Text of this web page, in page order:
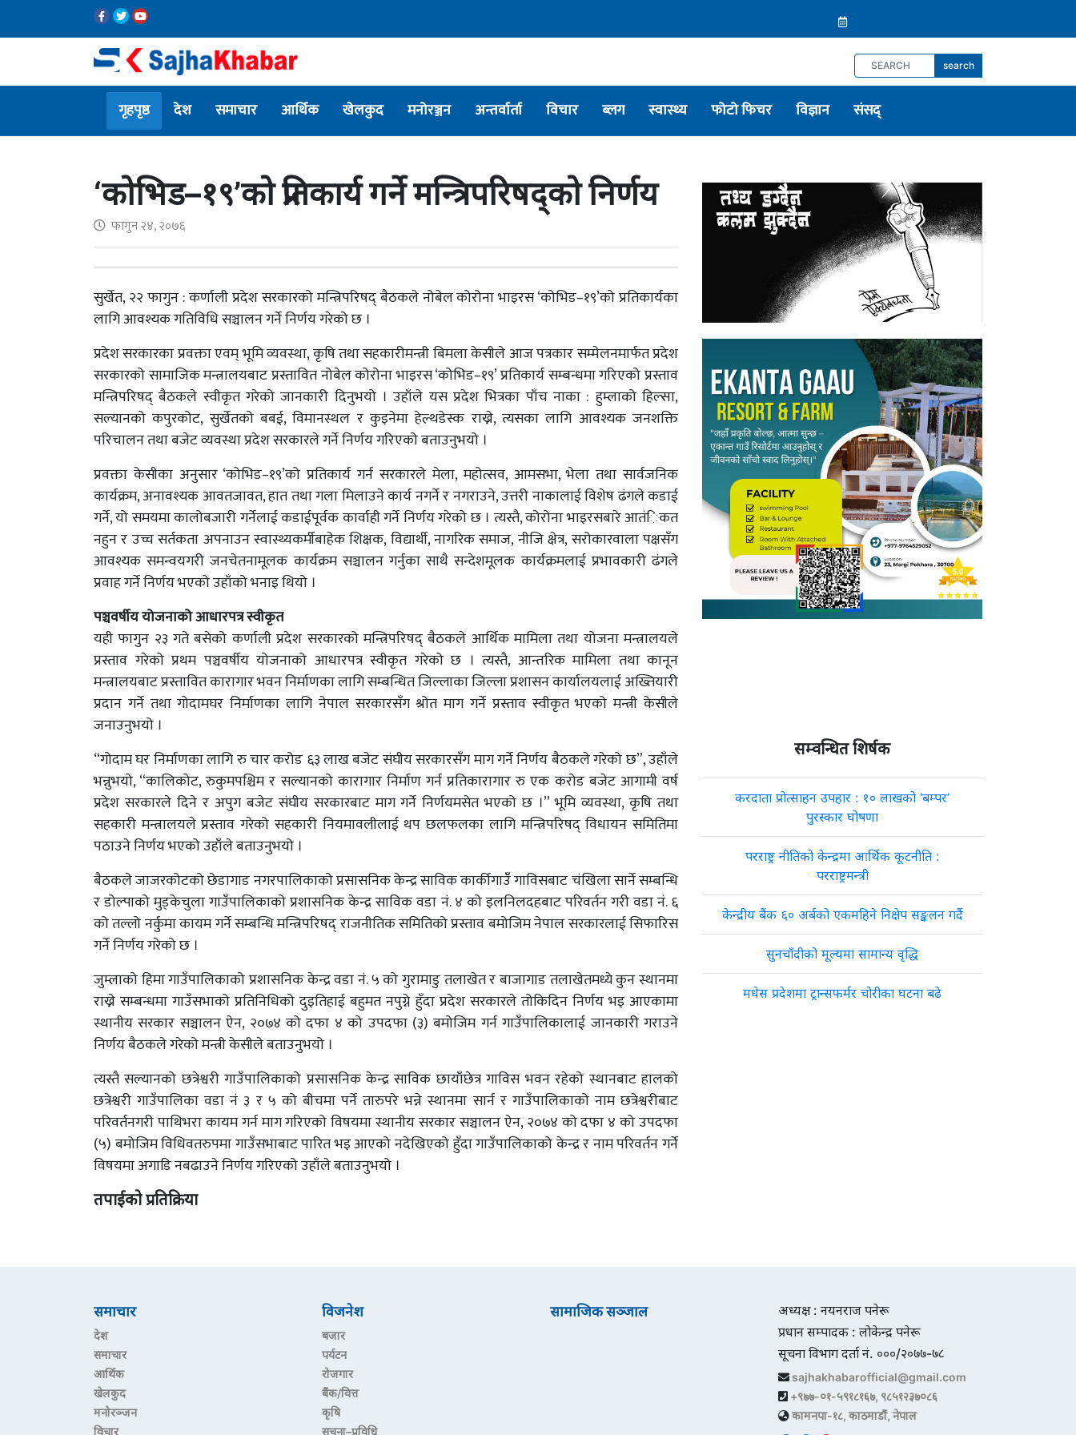
search
गृहपृष्ठ देश समाचार आर्थिक खेलकुद मनोरञ्जन अन्तर्वार्ता विचार ब्लग स्वास्थ्य फोटो फिचर विज्ञान संसद्
‘कोभिड–१९’को प्रतिकार्य गर्ने मन्त्रिपरिषद्को निर्णय
फागुन २४, २०७६
सुर्खेत, २२ फागुन : कर्णाली प्रदेश सरकारको मन्त्रिपरिषद् बैठकले नोबेल कोरोना भाइरस ‘कोभिड–१९’को प्रतिकार्यका
लागि आवश्यक गतिविधि सञ्चालन गर्ने निर्णय गरेको छ ।
प्रदेश सरकारका प्रवक्ता एवम् भूमि व्यवस्था, कृषि तथा सहकारीमन्त्री बिमला केसीले आज पत्रकार सम्मेलनमार्फत प्रदेश
सरकारको सामाजिक मन्त्रालयबाट प्रस्तावित नोबेल कोरोना भाइरस ‘कोभिड–१९’ प्रतिकार्य सम्बन्धमा गरिएको प्रस्ताव
मन्त्रिपरिषद् बैठकले स्वीकृत गरेको जानकारी दिनुभयो । उहाँले यस प्रदेश भित्रका पाँच नाका : हुम्लाको हिल्सा,
सल्यानको कपुरकोट, सुर्खेतको बबई, विमानस्थल र कुइनेमा हेल्थडेस्क राख्ने, त्यसका लागि आवश्यक जनशक्ति
परिचालन तथा बजेट व्यवस्था प्रदेश सरकारले गर्ने निर्णय गरिएको बताउनुभयो ।
प्रवक्ता केसीका अनुसार ‘कोभिड–१९’को प्रतिकार्य गर्न सरकारले मेला, महोत्सव, आमसभा, भेला तथा सार्वजनिक
कार्यक्रम, अनावश्यक आवतजावत, हात तथा गला मिलाउने कार्य नगर्ने र नगराउने, उत्तरी नाकालाई विशेष ढंगले कडाई
गर्ने, यो समयमा कालोबजारी गर्नेलाई कडाईपूर्वक कार्वाही गर्ने निर्णय गरेको छ । त्यस्तै, कोरोना भाइरसबारे आतंिकत
नहुन र उच्च सर्तकता अपनाउन स्वास्थ्यकर्मीबाहेक शिक्षक, विद्यार्थी, नागरिक समाज, नीजि क्षेत्र, सरोकारवाला पक्षसँग
आवश्यक समन्वयगरी जनचेतनामूलक कार्यक्रम सञ्चालन गर्नुका साथै सन्देशमूलक कार्यक्रमलाई प्रभावकारी ढंगले
प्रवाह गर्ने निर्णय भएको उहाँको भनाइ थियो ।
पञ्चवर्षीय योजनाको आधारपत्र स्वीकृत
यही फागुन २३ गते बसेको कर्णाली प्रदेश सरकारको मन्त्रिपरिषद् बैठकले आर्थिक मामिला तथा योजना मन्त्रालयले
प्रस्ताव गरेको प्रथम पञ्चवर्षीय योजनाको आधारपत्र स्वीकृत गरेको छ । त्यस्तै, आन्तरिक मामिला तथा कानून
मन्त्रालयबाट प्रस्तावित कारागार भवन निर्माणका लागि सम्बन्धित जिल्लाका जिल्ला प्रशासन कार्यालयलाई अख्तियारी
प्रदान गर्ने तथा गोदामघर निर्माणका लागि नेपाल सरकारसँग श्रोत माग गर्ने प्रस्ताव स्वीकृत भएको मन्त्री केसीले
जनाउनुभयो ।
“गोदाम घर निर्माणका लागि रु चार करोड ६३ लाख बजेट संघीय सरकारसँग माग गर्ने निर्णय बैठकले गरेको छ”, उहाँले
भन्नुभयो, “कालिकोट, रुकुमपश्चिम र सल्यानको कारागार निर्माण गर्न प्रतिकारागार रु एक करोड बजेट आगामी वर्ष
प्रदेश सरकारले दिने र अपुग बजेट संघीय सरकारबाट माग गर्ने निर्णयमसेत भएको छ ।” भूमि व्यवस्था, कृषि तथा
सहकारी मन्त्रालयले प्रस्ताव गरेको सहकारी नियमावलीलाई थप छलफलका लागि मन्त्रिपरिषद् विधायन समितिमा
पठाउने निर्णय भएको उहाँले बताउनुभयो ।
बैठकले जाजरकोटको छेडागाड नगरपालिकाको प्रसासनिक केन्द्र साविक कार्कीगाउँँ गाविसबाट चंखिला सार्ने सम्बन्धि
र डोल्पाको मुड्केचुला गाउँपालिकाको प्रशासनिक केन्द्र साविक वडा नं. ४ को इलनिलदहबाट परिवर्तन गरी वडा नं. ६
को तल्लो नर्कुमा कायम गर्ने सम्बन्धि मन्त्रिपरिषद् राजनीतिक समितिको प्रस्ताव बमोजिम नेपाल सरकारलाई सिफारिस
गर्ने निर्णय गरेको छ ।
जुम्लाको हिमा गाउँपालिकाको प्रशासनिक केन्द्र वडा नं. ५ को गुरामाडु तलाखेत र बाजागाड तलाखेतमध्ये कुन स्थानमा
राख्ने सम्बन्धमा गाउँसभाको प्रतिनिधिको दुइतिहाई बहुमत नपुग्ने हुँदा प्रदेश सरकारले तोकिदिन निर्णय भइ आएकामा
स्थानीय सरकार सञ्चालन ऐन, २०७४ को दफा ४ को उपदफा (३) बमोजिम गर्न गाउँपालिकालाई जानकारी गराउने
निर्णय बैठकले गरेको मन्त्री केसीले बताउनुभयो ।
त्यस्तै सल्यानको छत्रेश्वरी गाउँपालिकाको प्रसासनिक केन्द्र साविक छायाँछेत्र गाविस भवन रहेको स्थानबाट हालको
छत्रेश्वरी गाउँपालिका वडा नं ३ र ५ को बीचमा पर्ने तारुपरे भन्ने स्थानमा सार्न र गाउँपालिकाको नाम छत्रेश्वरीबाट
परिवर्तनगरी पाथिभरा कायम गर्न माग गरिएको विषयमा स्थानीय सरकार सञ्चालन ऐन, २०७४ को दफा ४ को उपदफा
(५) बमोजिम विधिवतरुपमा गाउँसभाबाट पारित भइ आएको नदेखिएको हुँदा गाउँपालिकाको केन्द्र र नाम परिवर्तन गर्ने
विषयमा अगाडि नबढाउने निर्णय गरिएको उहाँले बताउनुभयो ।
तपाईको प्रतिक्रिया
सम्वन्धित शिर्षक
करदाता प्रोत्साहन उपहार : १० लाखको ‘बम्पर’
पुरस्कार घोषणा
परराष्ट्र नीतिको केन्द्रमा आर्थिक कूटनीति :
परराष्ट्रमन्त्री
केन्द्रीय बैंक ६० अर्बको एकमहिने निक्षेप सङ्कलन गर्दै
सुनचाँदीको मूल्यमा सामान्य वृद्धि
मधेस प्रदेशमा ट्रान्सफर्मर चोरीका घटना बढे
समाचार
देश
समाचार
आर्थिक
खेलकुद
मनोरञ्जन
विचार
विजनेश
बजार
पर्यटन
रोजगार
बैंक/वित्त
कृषि
सूचना–प्रविधि
सामाजिक सञ्जाल
अध्यक्ष : नयनराज पनेरू
प्रधान सम्पादक : लोकेन्द्र पनेरू
सूचना विभाग दर्ता नं. ०००/२०७७-७८
sajhakhabarofficial@gmail.com
+९७७-०१-५९१८१६७, ९८५१२३७०८६
कामनपा-१८, काठमाडौं, नेपाल